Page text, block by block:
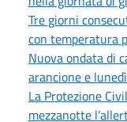
Tre giorni
con temperatura
Nuova ondata di
arancione e
La Protezione
mezzanotte